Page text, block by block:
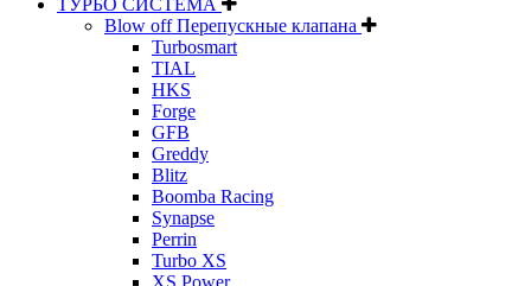
ТУРБО СИСТЕМА
Blow off Перепускные клапана
Turbosmart
TIAL
HKS
Forge
GFB
Greddy
Blitz
Boomba Racing
Synapse
Perrin
Turbo XS
XS Power